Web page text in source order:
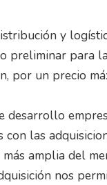
y
preliminar para
por un precio
desarrollo
las
amplia del
nos